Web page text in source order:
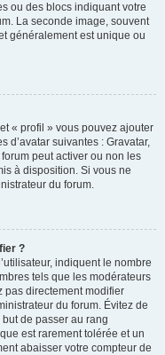
ou des blocs indiquant votre
La seconde image, souvent
généralement est unique ou
« profil » vous pouvez ajouter
d’avatar suivantes : Gravatar,
peut activer ou non les
à disposition. Si vous ne
du forum.
?
indiquent le nombre
tels que les modérateurs
pas directement modifier
du forum. Évitez de
de passer au rang
est rarement tolérée et un
abaisser votre compteur de